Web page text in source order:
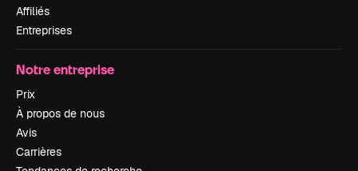
Affiliés
Entreprises
Notre entreprise
Prix
À propos de nous
Avis
Carrières